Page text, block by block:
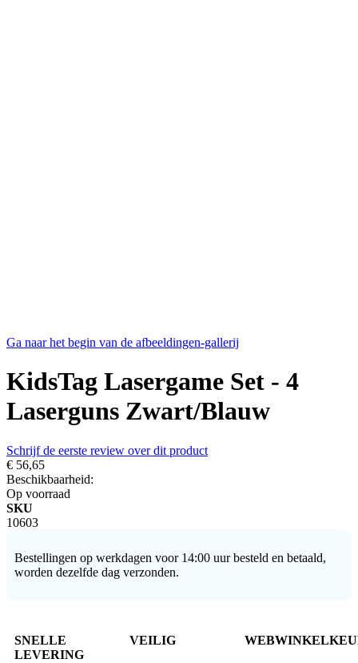
Ga naar het begin van de afbeeldingen-gallerij
KidsTag Lasergame Set - 4
Laserguns Zwart/Blauw
Schrijf de eerste review over dit product
€ 56,65
Beschikbaarheid:
Op voorraad
SKU
10603
Bestellingen op werkdagen voor 14:00 uur besteld en betaald,
worden dezelfde dag verzonden.
SNELLE
LEVERING
VEILIG